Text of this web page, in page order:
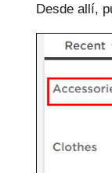
Desde allí,